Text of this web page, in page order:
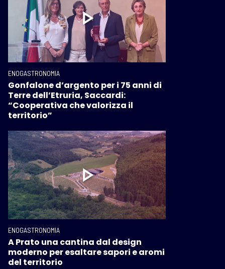
ENOGASTRONOMIA
Gonfalone d’argento per i 75 anni di
Terre dell’Etruria, Saccardi:
“Cooperativa che valorizza il
territorio”
ENOGASTRONOMIA
A Prato una cantina dal design
moderno per esaltare sapori e aromi
del territorio